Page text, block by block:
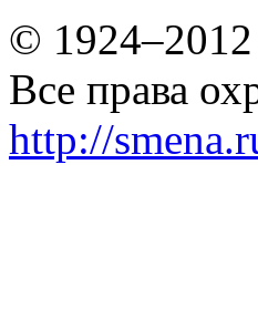
©
Все права
http://